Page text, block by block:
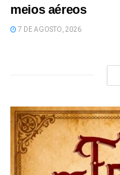
meios aéreos
7 DE AGOSTO, 2026